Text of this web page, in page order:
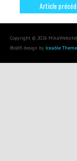
Article
Copyright © 2026
BoldR design by Iceable